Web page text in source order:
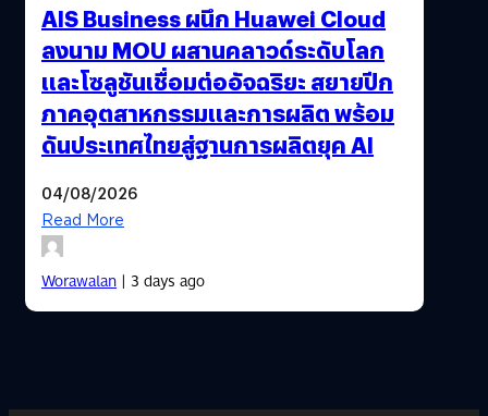
AIS Business ผนึก Huawei Cloud
ลงนาม MOU ผสานคลาวด์ระดับโลก
และโซลูชันเชื่อมต่ออัจฉริยะ สยายปีก
ภาคอุตสาหกรรมและการผลิต พร้อม
ดันประเทศไทยสู่ฐานการผลิตยุค AI
04/08/2026
Read More
Worawalan| 3 days ago